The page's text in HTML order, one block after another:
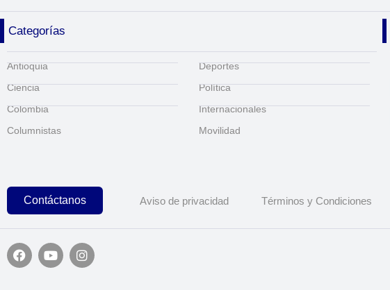
Categorías
Antioquia
Ciencia
Colombia
Columnistas
Deportes
Política
Internacionales
Movilidad
Contáctanos Aviso de privacidad Términos y Condiciones